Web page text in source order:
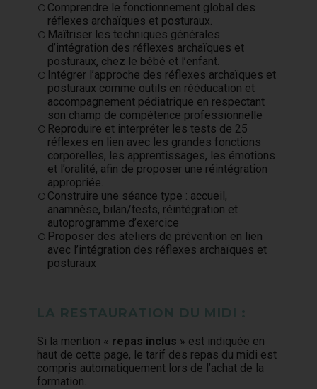
Comprendre le fonctionnement global des
réflexes archaïques et posturaux.
Maîtriser les techniques générales
d’intégration des réflexes archaïques et
posturaux, chez le bébé et l’enfant.
Intégrer l’approche des réflexes archaïques et
posturaux comme outils en rééducation et
accompagnement pédiatrique en respectant
son champ de compétence professionnelle
Reproduire et interpréter les tests de 25
réflexes en lien avec les grandes fonctions
corporelles, les apprentissages, les émotions
et l’oralité, afin de proposer une réintégration
appropriée.
Construire une séance type : accueil,
anamnèse, bilan/tests, réintégration et
autoprogramme d’exercice
Proposer des ateliers de prévention en lien
avec l’intégration des réflexes archaïques et
posturaux
LA RESTAURATION DU MIDI :
Si la mention « repas inclus » est indiquée en
haut de cette page, le tarif des repas du midi est
compris automatiquement lors de l’achat de la
formation.